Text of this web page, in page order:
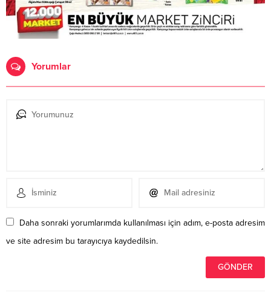
Yorumlar
Daha sonraki yorumlarımda kullanılması için adım, e-posta adresim
ve site adresim bu tarayıcıya kaydedilsin.